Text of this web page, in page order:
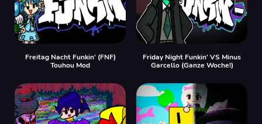
Freitag Nacht Funkin' (FNF)
Touhou Mod
Friday Night Funkin' VS Minus
Garcello (Ganze Woche!)